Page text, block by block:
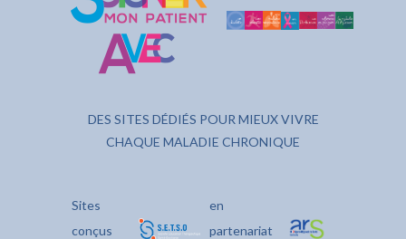
DES SITES DÉDIÉS POUR MIEUX VIVRE
CHAQUE MALADIE CHRONIQUE
Sites
conçus
en
partenariat